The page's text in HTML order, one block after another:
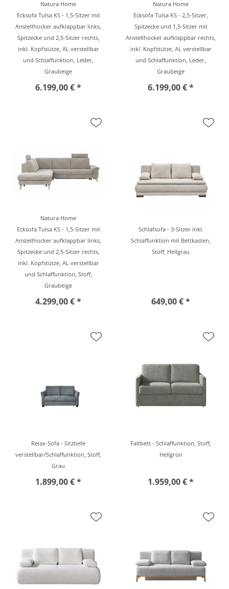
Natura Home
Ecksofa Tulsa KS - 1,5-Sitzer mit
Anstellhocker aufklappbar links,
Spitzecke und 2,5-Sitzer rechts,
inkl. Kopfstütze, AL verstellbar
und Schlaffunktion, Leder,
Graubeige
6.199,00 € *
Natura Home
Ecksofa Tulsa KS - 2,5-Sitzer,
Spitzecke und 1,5-Sitzer mit
Anstellhocker aufklappbar rechts,
inkl. Kopfstütze, AL verstellbar
und Schlaffunktion, Leder,
Graubeige
6.199,00 € *
Natura Home
Ecksofa Tulsa KS - 1,5-Sitzer mit
Anstellhocker aufklappbar links,
Spitzecke und 2,5-Sitzer rechts,
inkl. Kopfstütze, AL verstellbar
und Schlaffunktion, Stoff,
Graubeige
4.299,00 € *
Schlafsofa - 3-Sitzer inkl.
Schlaffunktion mit Bettkasten,
Stoff, Hellgrau
649,00 € *
Relax-Sofa - Sitztiefe
verstellbar/Schlaffunktion, Stoff,
Grau
1.899,00 € *
Faltbett - Schlaffunktion, Stoff,
Hellgrün
1.959,00 € *